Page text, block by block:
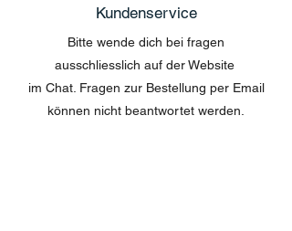
Kundenservice
Bitte wende dich bei fragen
ausschliesslich auf der Website
im Chat. Fragen zur Bestellung per Email
können nicht beantwortet werden.